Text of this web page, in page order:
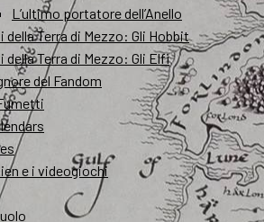
L’ultimo portatore dell’Anello
della Terra di Mezzo: Gli Hobbit
della Terra di Mezzo: Gli Elfi
del Fandom
e i videogiochi